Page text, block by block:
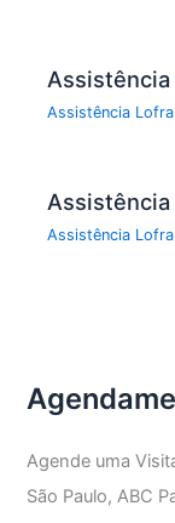
Assistência
Assistência Lofra
Assistência
Assistência Lofra
Agende uma
São Paulo, ABC